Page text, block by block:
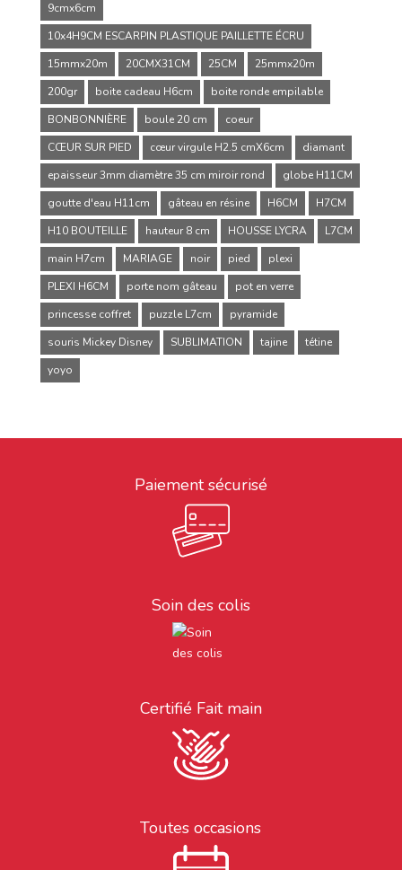
9cmx6cm
10x4H9CM ESCARPIN PLASTIQUE PAILLETTE ÉCRU
15mmx20m
20CMX31CM 25CM
25mmx20m
200gr
boite cadeau H6cm
boite ronde empilable
BONBONNIÈRE
boule 20 cm
coeur
CŒUR SUR PIED
cœur virgule H2.5 cmX6cm
diamant
epaisseur 3mm diamètre 35 cm miroir rond
globe H11CM
goutte d'eau H11cm
gâteau en résine H6CM
H7CM
H10 BOUTEILLE
hauteur 8 cm HOUSSE LYCRA
L7CM
main H7cm
MARIAGE noir pied
plexi
PLEXI H6CM
porte nom gâteau
pot en verre
princesse coffret
puzzle L7cm
pyramide
souris Mickey Disney
SUBLIMATION tajine
tétine
yoyo
Paiement sécurisé
Soin des colis
Certifié Fait main
Toutes occasions